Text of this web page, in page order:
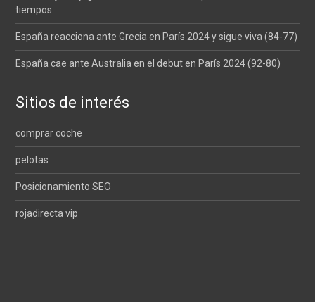
tiempos
España reacciona ante Grecia en París 2024 y sigue viva (84-77)
España cae ante Australia en el debut en París 2024 (92-80)
Sitios de interés
comprar coche
pelotas
Posicionamiento SEO
rojadirecta vip